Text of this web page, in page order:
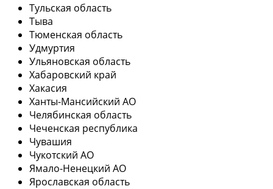
Тульская область
Тыва
Тюменская область
Удмуртия
Ульяновская область
Хабаровский край
Хакасия
Ханты-Мансийский АО
Челябинская область
Чеченская республика
Чувашия
Чукотский АО
Ямало-Ненецкий АО
Ярославская область